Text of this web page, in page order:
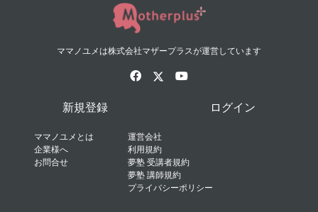
ママノユメは株式会社マザープラスが運営しています
新規登録 ログイン
ママノユメとは
企業様へ
お問合せ
運営会社
利用規約
夢塾 受講者規約
夢塾 講師規約
プライバシーポリシー